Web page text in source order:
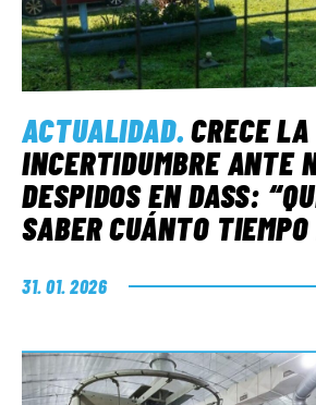
ACTUALIDAD.CRECE LA
INCERTIDUMBRE ANTE
DESPIDOS EN DASS:
SABER CUÁNTO TIEMPO
31. 01. 2026